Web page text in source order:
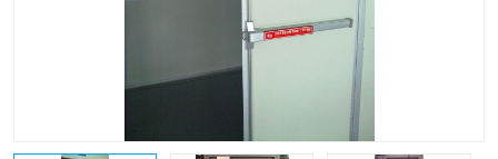
钢大门厂家